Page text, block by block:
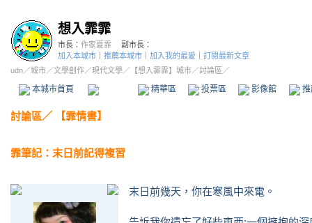
想入霏霏
市長： 作家夏霏
副市長：
加入本城市
推薦本城市 加入我的最愛
訂閱最新文章
udn／城市／文學創作／現代文學／ 【想入霏霏】城市／討論區／
本城市首頁 精華區 投票區 影像館
討論區／ 【霏情書】
霏筆記：末日前記得複習
末日前幾天，你在寒風中來電。